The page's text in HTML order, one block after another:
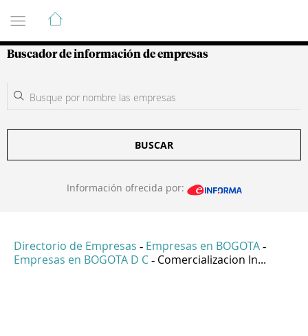
Guía de Empresas Colombianas
Buscador de información de empresas
BUSCAR
Información ofrecida por:
Directorio de Empresas - Empresas en BOGOTA -
Empresas en BOGOTA D C - Comercializacion In...